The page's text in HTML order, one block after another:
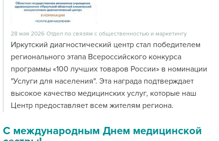
28 мая 2026 Отдел по связям с общественностью и маркетингу
Иркутский диагностический центр стал победителем
регионального этапа Всероссийского конкурса
программы «100 лучших товаров России» в номинации
"Услуги для населения". Эта награда подтверждает
высокое качество медицинских услуг, которые наш
Центр предоставляет всем жителям региона.
С международным Днем медицинской